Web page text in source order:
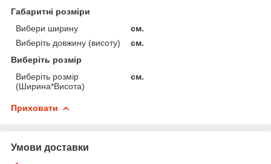
Габаритні розміри
Вибери ширину
см.
Виберіть довжину (висоту)
см.
Виберіть розмір
Виберіть розмір
(Ширина*Висота)
см.
Приховати
Умови доставки